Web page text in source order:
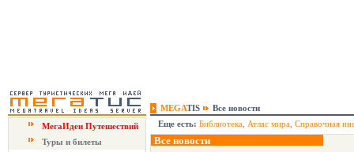
MEGATIS
Все новости
МегаИдеи Путешествий
Туры и билеты
Еще есть: Библиотека Атлас мира Справочная
Все новости